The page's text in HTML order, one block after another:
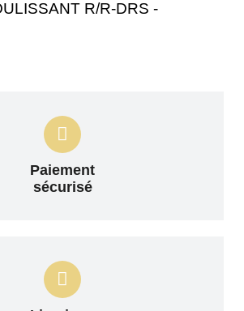
R/R-DRS -
Paiement
sécurisé